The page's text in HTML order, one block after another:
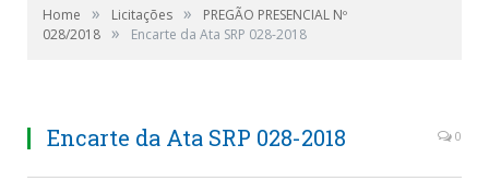
Home » Licitações »
PREGÃO PRESENCIAL Nº
028/2018 » Encarte da Ata SRP 028-2018
Encarte da Ata SRP 028-2018 0